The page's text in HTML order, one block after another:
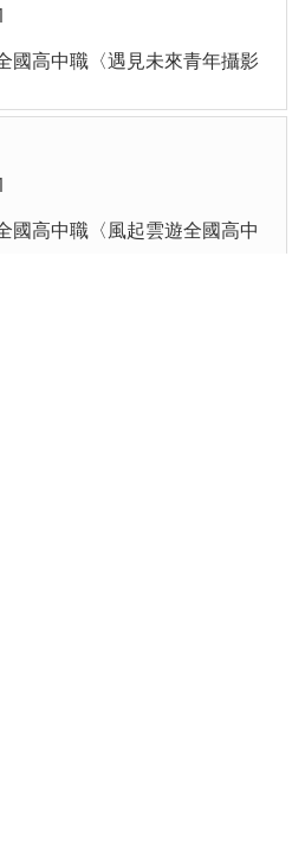
國高中職〈遇見未來青年攝影
國高中職〈風起雲遊全國高中